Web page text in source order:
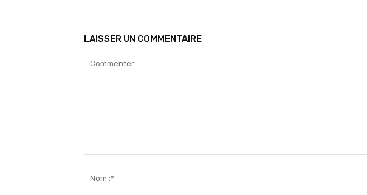
LAISSER UN COMMENTAIRE